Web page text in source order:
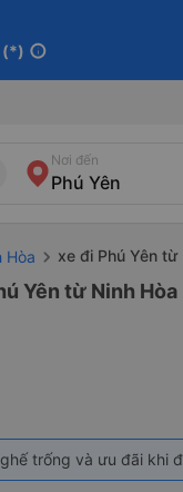
(*) info
Nơi đến
Hòa xe đi Phú Yên từ
Yên từ Ninh
trống và ưu đãi khi